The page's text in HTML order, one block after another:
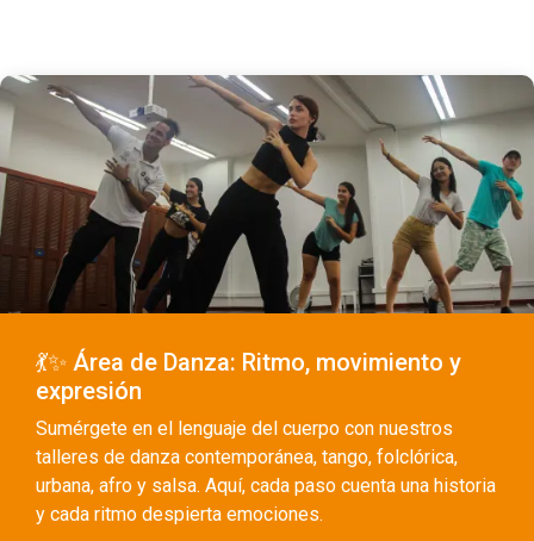
💃✨ Área de Danza: Ritmo, movimiento y
expresión
Sumérgete en el lenguaje del cuerpo con nuestros
talleres de danza contemporánea, tango, folclórica,
urbana, afro y salsa. Aquí, cada paso cuenta una historia
y cada ritmo despierta emociones.